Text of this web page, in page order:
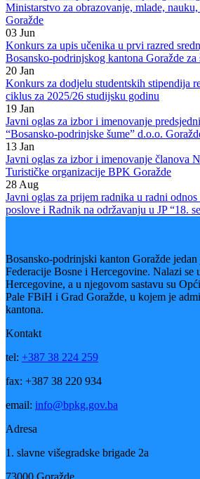
KonkursiVidi sve
10 Jul
Interni oglas za popunu upražnjenog radnog
Ministarstvo za obrazovanje, mlade,
Goražde
03 Jun
Konkurs za upis učenika u prvi razred
Bosansko-podrinjskog kantona Goražde
20 Jan
Konkurs za dodjelu studentskih stipendija
ciklus za 2025/26 studijsku godinu
19 Jan
Javni oglas za izbor i imenovanje
“Bosansko-podrinjske šume” d.o.o. Goražde
13 Jan
Javni oglas za izbor i imenovanje članova
Turističke organizacije BPK Goražde